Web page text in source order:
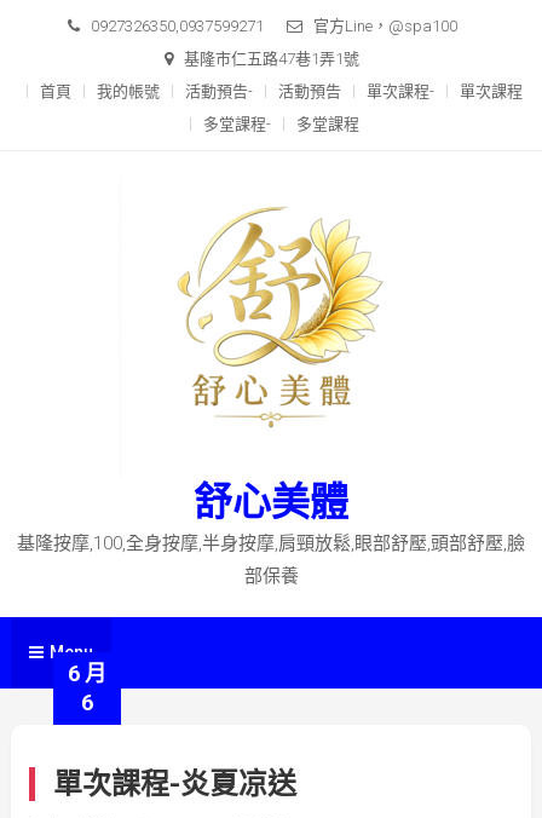
0927326350,0937599271
官方Line，@spa100
基隆市仁五路47巷1弄1號
首頁
我的帳號 活動預告- 活動預告 單次課程-
單次課程
多堂課程-
多堂課程
舒心美體
基隆按摩,100,全身按摩,半身按摩,肩頸放鬆,眼部舒壓,頭部舒壓,臉
部保養
Menu
6 月
6
單次課程-炎夏凉送